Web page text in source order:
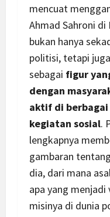
mencuat
Ahmad Sahroni di
bukan hanya
politisi, tetapi
sebagai figur
dengan
aktif di berbagai
kegiatan sosial.
lengkapnya
gambaran
dia, dari mana
apa yang menjadi
misinya di dunia